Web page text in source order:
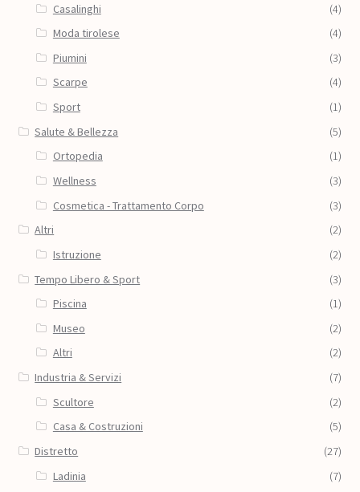
Casalinghi
(4)
Moda tirolese
(4)
Piumini
(3)
Scarpe
(4)
Sport
(1)
Salute & Bellezza
(5)
Ortopedia
(1)
Wellness
(3)
Cosmetica - Trattamento Corpo
(3)
Altri
(2)
Istruzione
(2)
Tempo Libero & Sport
(3)
Piscina
(1)
Museo
(2)
Altri
(2)
Industria & Servizi
(7)
Scultore
(2)
Casa & Costruzioni
(5)
Distretto
(27)
Ladinia
(7)